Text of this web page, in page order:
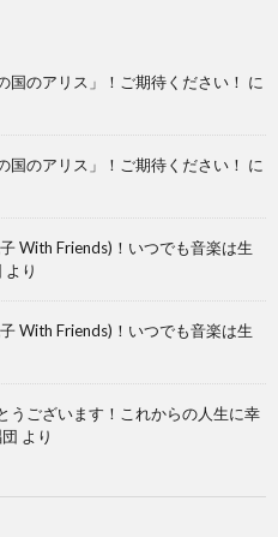
のアリス」！ご期待ください！ に
のアリス」！ご期待ください！ に
With Friends)！いつでも音楽は生
より
With Friends)！いつでも音楽は生
うございます！これからの人生に幸
より